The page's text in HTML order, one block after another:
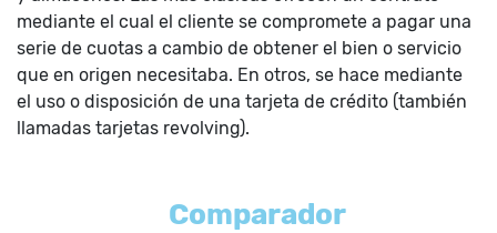
mediante el cual el cliente se compromete a pagar una
serie de cuotas a cambio de obtener el bien o servicio
que en origen necesitaba. En otros, se hace mediante
el uso o disposición de una tarjeta de crédito (también
llamadas tarjetas revolving).
Comparador